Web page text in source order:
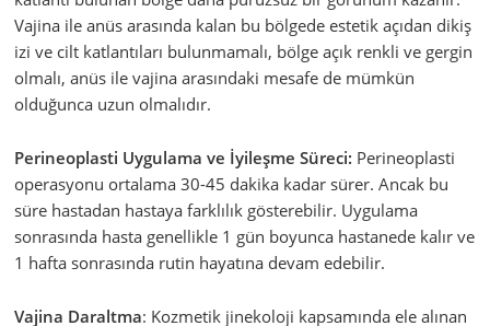
Vajina ile anüs arasında kalan bu bölgede estetik açıdan dikiş
izi ve cilt katlantıları bulunmamalı, bölge açık renkli ve gergin
olmalı, anüs ile vajina arasındaki mesafe de mümkün
olduğunca uzun olmalıdır.
Perineoplasti Uygulama ve İyileşme Süreci: Perineoplasti
operasyonu ortalama 30-45 dakika kadar sürer. Ancak bu
süre hastadan hastaya farklılık gösterebilir. Uygulama
sonrasında hasta genellikle 1 gün boyunca hastanede kalır ve
1 hafta sonrasında rutin hayatına devam edebilir.
Vajina Daraltma: Kozmetik jinekoloji kapsamında ele alınan